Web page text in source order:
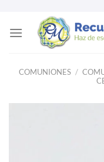
COMUNIONES /